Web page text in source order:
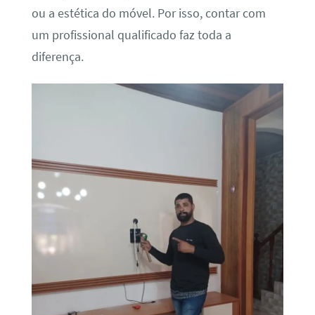
ou a estética do móvel. Por isso, contar com
um profissional qualificado faz toda a
diferença.